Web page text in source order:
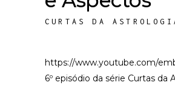
CURTAS DA
https://www.youtube.com/
6º episódio da série Curtas da